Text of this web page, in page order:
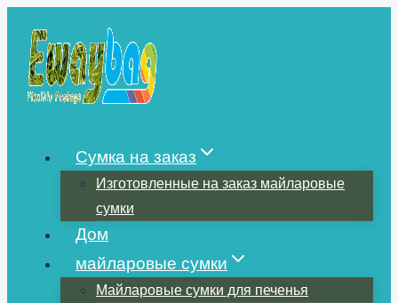
содержимому
Сумка на заказ
Изготовленные на заказ майларовые
сумки
Дом
майларовые сумки
Майларовые сумки для печенья